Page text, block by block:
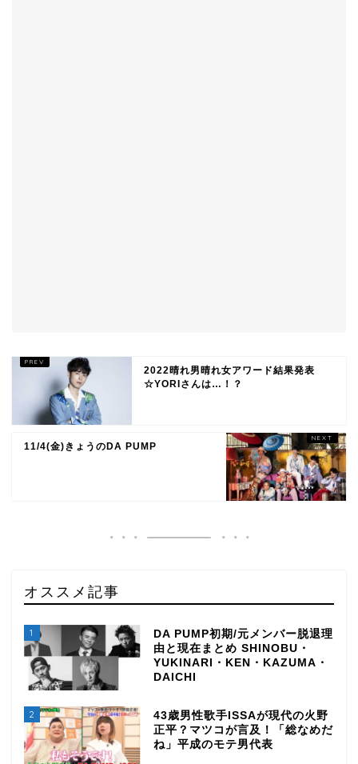
2022晴れ男晴れ女アワード結果発表
☆YORIさんは…！？
11/4(金)きょうのDA PUMP
オススメ記事
1
DA PUMP初期/元メンバー脱退理
由と現在まとめ SHINOBU・
YUKINARI・KEN・KAZUMA・
DAICHI
2
43歳男性歌手ISSAが現代の火野
正平？マツコが言及！「総なめだ
ね」平成のモテ男代表